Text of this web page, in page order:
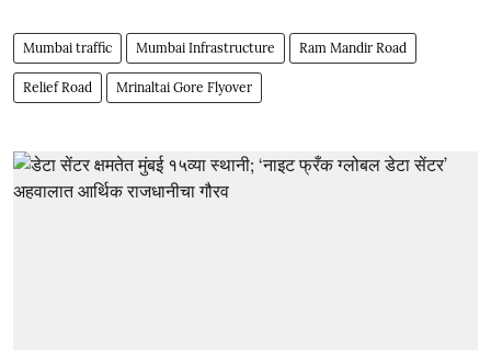
Mumbai traffic Mumbai Infrastructure Ram Mandir Road
Relief Road Mrinaltai Gore Flyover